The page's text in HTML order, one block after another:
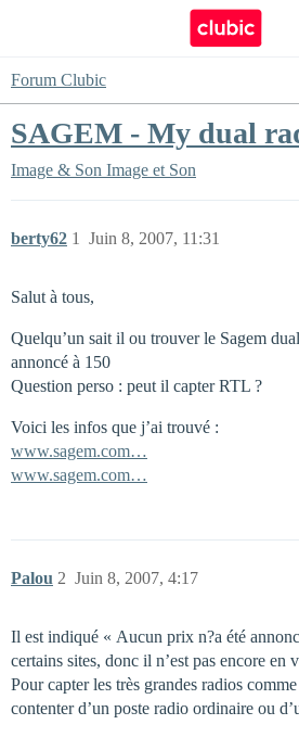
Forum Clubic
SAGEM - My dual
Image & Son Image et Son
berty62 Juin 8, 2007, 11:31
1
Salut à tous,
Quelqu’un sait il ou trouver le Sagem
annoncé à 150
Question perso : peut il capter RTL ?
Voici les infos que j’ai trouvé :
www.sagem.com…
www.sagem.com…
Palou Juin 8, 2007, 4:17
2
Il est indiqué « Aucun prix n?a été
certains sites, donc il n’est pas encore en
Pour capter les très grandes radios
contenter d’un poste radio ordinaire ou